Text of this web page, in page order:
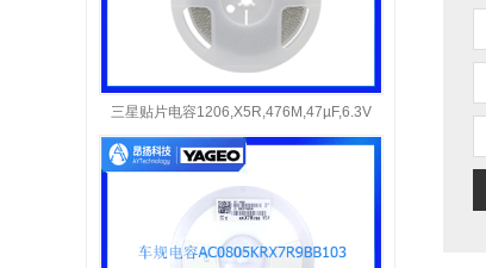
三星贴片电容1206,X5R,476M,47µF,6.3V